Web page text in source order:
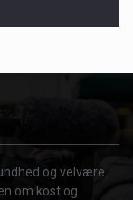
og velvære.
om kost og